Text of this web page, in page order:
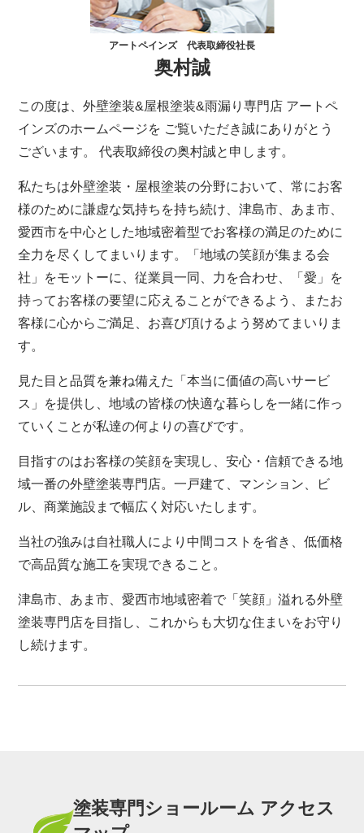
アートペインズ 代表取締役社長
奥村誠
この度は、外壁塗装&屋根塗装&雨漏り専門店 アートペ
インズのホームページを ご覧いただき誠にありがとう
ございます。 代表取締役の奥村誠と申します。
私たちは外壁塗装・屋根塗装の分野において、常にお客
様のために謙虚な気持ちを持ち続け、津島市、あま市、
愛西市を中心とした地域密着型でお客様の満足のために
全力を尽くしてまいります。「地域の笑顔が集まる会
社」をモットーに、従業員一同、力を合わせ、「愛」を
持ってお客様の要望に応えることができるよう、またお
客様に心からご満足、お喜び頂けるよう努めてまいりま
す。
見た目と品質を兼ね備えた「本当に価値の高いサービ
ス」を提供し、地域の皆様の快適な暮らしを一緒に作っ
ていくことが私達の何よりの喜びです。
目指すのはお客様の笑顔を実現し、安心・信頼できる地
域一番の外壁塗装専門店。一戸建て、マンション、ビ
ル、商業施設まで幅広く対応いたします。
当社の強みは自社職人により中間コストを省き、低価格
で高品質な施工を実現できること。
津島市、あま市、愛西市地域密着で「笑顔」溢れる外壁
塗装専門店を目指し、これからも大切な住まいをお守り
し続けます。
塗装専門ショールーム アクセス